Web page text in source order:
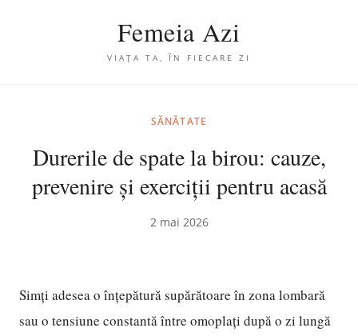
Femeia Azi
VIAȚA TA, ÎN FIECARE ZI
SĂNĂTATE
Durerile de spate la birou: cauze,
prevenire și exerciții pentru acasă
2 mai 2026
Simți adesea o înțepătură supărătoare în zona lombară
sau o tensiune constantă între omoplați după o zi lungă